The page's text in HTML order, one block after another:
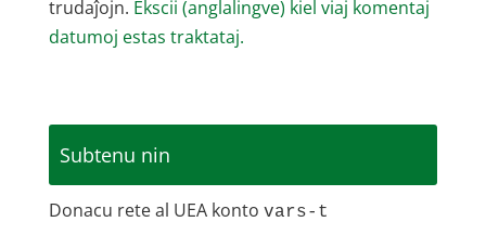
trudaĵojn. Ekscii (anglalingve) kiel viaj komentaj
datumoj estas traktataj.
Subtenu nin
Donacu rete al UEA konto vars-t